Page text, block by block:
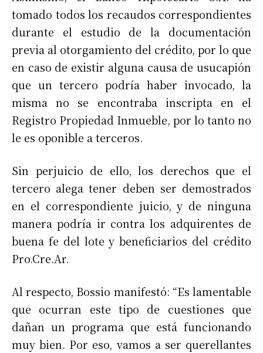
tomado todos los recaudos correspondientes
durante el estudio de la documentación
previa al otorgamiento del crédito, por lo que
en caso de existir alguna causa de usucapión
que un tercero podría haber invocado, la
misma no se encontraba inscripta en el
Registro Propiedad Inmueble, por lo tanto no
le es oponible a terceros.
Sin perjuicio de ello, los derechos que el
tercero alega tener deben ser demostrados
en el correspondiente juicio, y de ninguna
manera podría ir contra los adquirentes de
buena fe del lote y beneficiarios del crédito
Pro.Cre.Ar.
Al respecto, Bossio manifestó: “Es lamentable
que ocurran este tipo de cuestiones que
dañan un programa que está funcionando
muy bien. Por eso, vamos a ser querellantes